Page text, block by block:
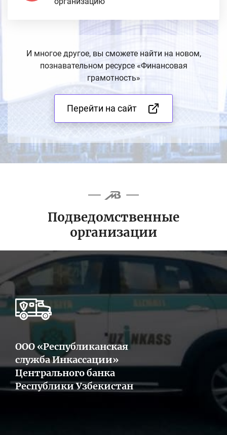
И многое другое, вы сможете найти на новом,
познавательном ресурсе «Финансовая
грамотность»
Перейти на сайт
Подведомственные
организации
ООО «Республиканская
служба Инкассации»
Центрального банка
Республики Узбекистан